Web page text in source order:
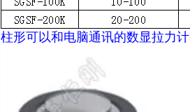
柱形可以和电脑通讯的数显拉力计